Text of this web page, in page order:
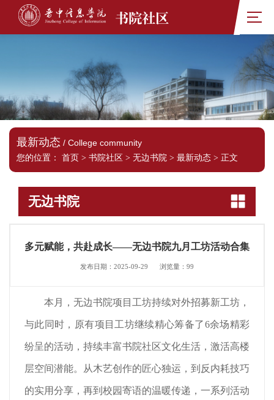
书院社区
最新动态 / College community
您的位置：
首页 > 书院社区 > 无边书院 > 最新动态 > 正文
无边书院
多元赋能，共赴成长——无边书院九月工坊活动合集
发布日期：2025-09-29 浏览量： 99
本月，无边书院项目工坊持续对外招募新工坊，
与此同时，原有项目工坊继续精心筹备了6余场精彩
纷呈的活动，持续丰富书院社区文化生活，激活高楼
层空间潜能。从木艺创作的匠心独运，到反内耗技巧
的实用分享，再到校园寄语的温暖传递，一系列活动